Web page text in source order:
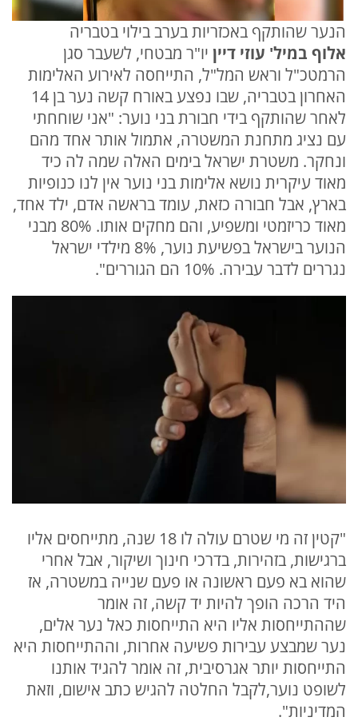
הנער שהותקף באכזריות בערב בילוי בטבריה
אלוף במיל' עוזי דיין יו"ר מבטחי, לשעבר סגן
הרמטכ"ל וראש המל"ל, התייחסה לאירוע האלימות
האחרון בטבריה, שבו נפצע באורח קשה נער בן 14
לאחר שהותקף בידי חבורת בני נוער: "אני שוחחתי
עם נציג מתחנת המשטרה, אתמול אותר אחד מהם
ונחקר. משטרת ישראל בימים האלה שמה לה כיד
מאוד עיקרית נושא אלימות בני נוער אין לנו כנופיות
בארץ, אבל חבורה כזאת, עומד בראשה אדם, ילד אחד,
מאוד כריזמטי ומשפיע, והם מחקים אותו. 80% מבני
הנוער בישראל בפשיעת נוער, 8% מילדי ישראל
נגררים לדבר עבירה. 10% הם הגוררים".
"קטין זה מי שטרם עולה לו 18 שנה, מתייחסים אליו
ברגישות, בזהירות, בדרכי חינוך ושיקור, אבל אחרי
שהוא בא פעם ראשונה או פעם שנייה במשטרה, אז
היד הרכה הופך להיות יד קשה, זה אומר
שההתייחסות אליו היא התייחסות כאל נער אלים,
נער שמבצע עבירות פשיעה אחרות, וההתייחסות היא
התייחסות יותר אגרסיבית, זה אומר להגיד אותנו
לשופט נוער,לקבל החלטה להגיש כתב אישום, וזאת
המדיניות".